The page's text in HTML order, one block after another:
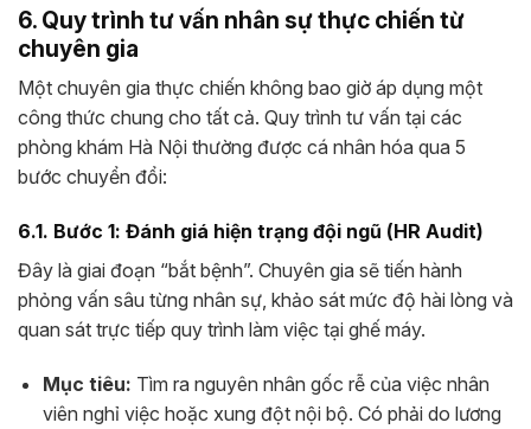
6. Quy trình tư vấn nhân sự thực chiến từ
chuyên gia
Một chuyên gia thực chiến không bao giờ áp dụng một
công thức chung cho tất cả. Quy trình tư vấn tại các
phòng khám Hà Nội thường được cá nhân hóa qua 5
bước chuyển đổi:
6.1. Bước 1: Đánh giá hiện trạng đội ngũ (HR Audit)
Đây là giai đoạn “bắt bệnh”. Chuyên gia sẽ tiến hành
phỏng vấn sâu từng nhân sự, khảo sát mức độ hài lòng và
quan sát trực tiếp quy trình làm việc tại ghế máy.
Mục tiêu: Tìm ra nguyên nhân gốc rễ của việc nhân
viên nghỉ việc hoặc xung đột nội bộ. Có phải do lương